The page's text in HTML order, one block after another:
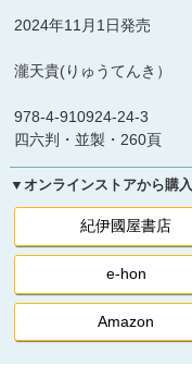
2024年11月1日発売
瀧天貴(りゅうてんき）
978-4-910924-24-3
四六判・並製・260頁
▼オンラインストアから購入
紀伊國屋書店
e-hon
Amazon